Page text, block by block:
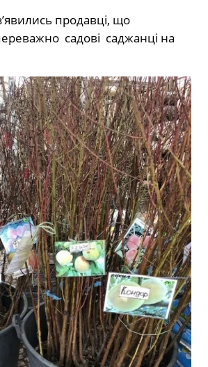
продавці, що
садові саджанці на